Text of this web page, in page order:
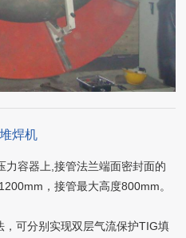
焊机
力容器上,接管法兰端面密封面的
，接管最大高度800mm。
可分别实现双层气流保护TIG填